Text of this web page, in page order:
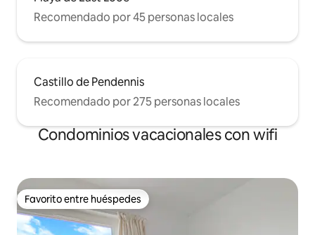
Recomendado por 45 personas locales
Castillo de Pendennis
Recomendado por 275 personas locales
Condominios vacacionales con wifi
Favorito entre huéspedes
Favorito entre huéspedes